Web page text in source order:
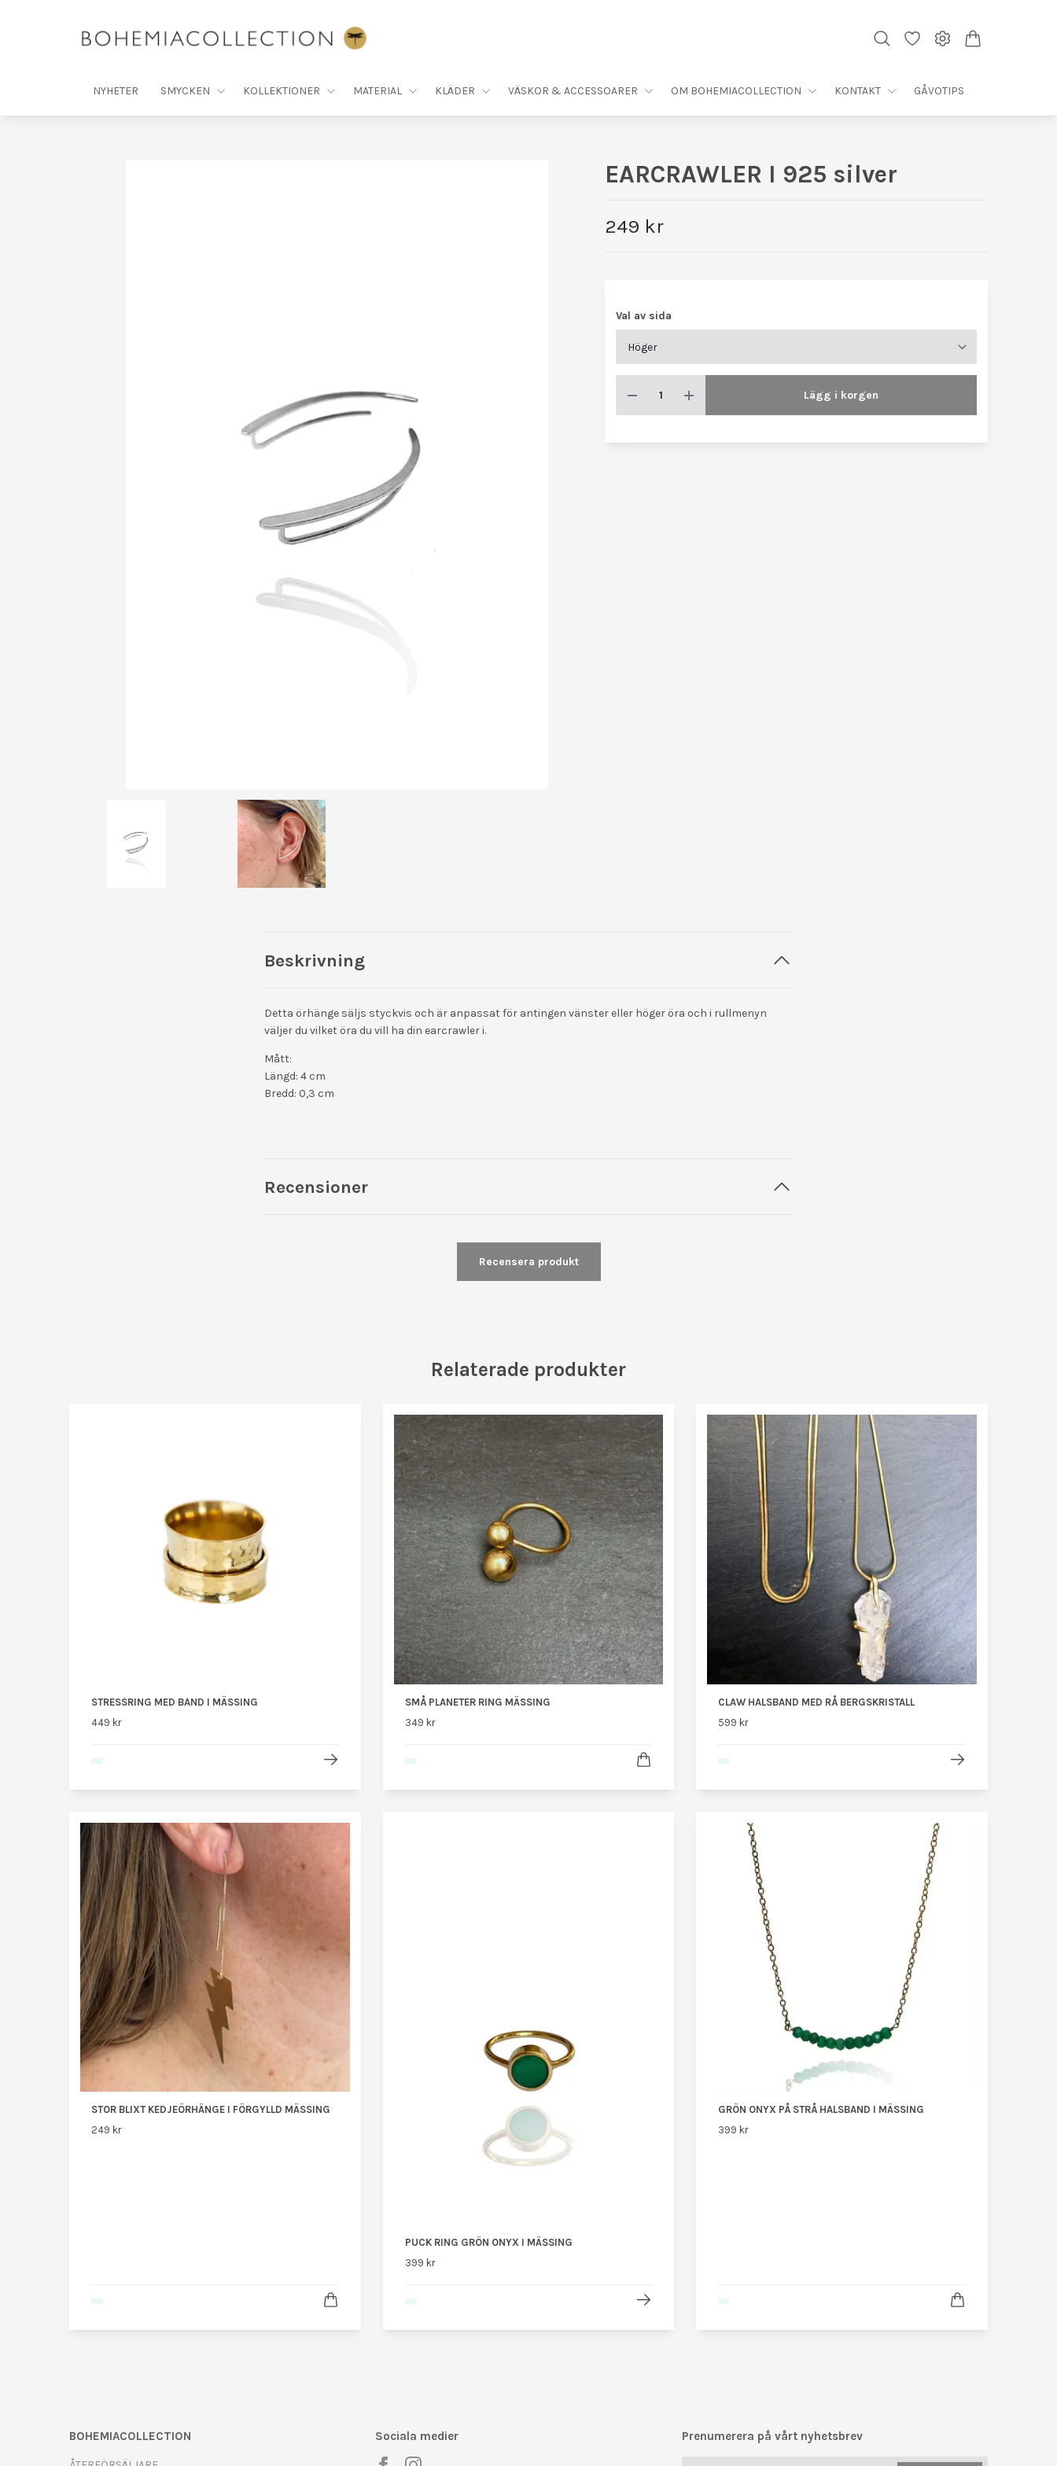
NYHETER SMYCKEN KOLLEKTIONER MATERIAL KLÄDER VÄSKOR & ACCESSOARER OM BOHEMIACOLLECTION KONTAKT GÅVOTIPS
EARCRAWLER I 925 silver
249 kr
Val av sida
Lägg i korgen
Beskrivning
Detta örhänge säljs styckvis och är anpassat för antingen vänster eller höger öra och i rullmenyn
väljer du vilket öra du vill ha din earcrawler i.
Mått:
Längd: 4 cm
Bredd: 0,3 cm
Recensioner
Recensera produkt
Relaterade produkter
STRESSRING MED BAND I MÄSSING
449 kr
SMÅ PLANETER RING MÄSSING
349 kr
CLAW HALSBAND MED RÅ BERGSKRISTALL
599 kr
STOR BLIXT KEDJEÖRHÄNGE I FÖRGYLLD MÄSSING
249 kr
PUCK RING GRÖN ONYX I MÄSSING
399 kr
GRÖN ONYX PÅ STRÅ HALSBAND I MÄSSING
399 kr
BOHEMIACOLLECTION Sociala medier Prenumerera på vårt nyhetsbrev